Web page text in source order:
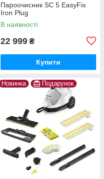
Пароочисник SC 5 EasyFix
Iron Plug
В наявності
22 999 ₴
Купити
Новинка Подарунок